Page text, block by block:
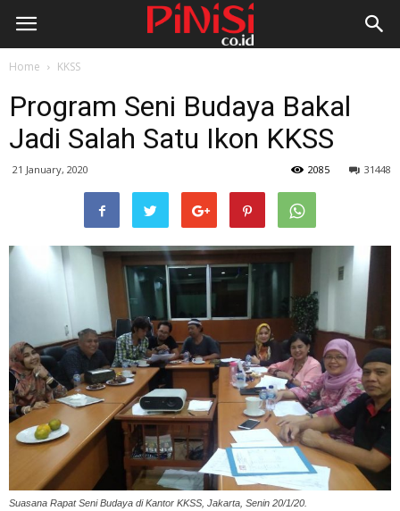
Home KKSS
Program Seni Budaya Bakal
Jadi Salah Satu Ikon KKSS
21 January, 2020 31448
2085
Suasana Rapat Seni Budaya di Kantor KKSS, Jakarta, Senin 20/1/20.